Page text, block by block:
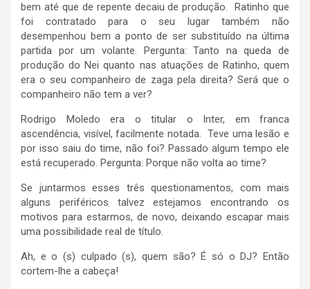
bem até que de repente decaiu de produção. Ratinho que
foi contratado para o seu lugar também não
desempenhou bem a ponto de ser substituído na última
partida por um volante. Pergunta: Tanto na queda de
produção do Nei quanto nas atuações de Ratinho, quem
era o seu companheiro de zaga pela direita? Será que o
companheiro não tem a ver?
Rodrigo Moledo era o titular o Inter, em franca
ascendência, visível, facilmente notada. Teve uma lesão e
por isso saiu do time, não foi? Passado algum tempo ele
está recuperado. Pergunta: Porque não volta ao time?
Se juntarmos esses três questionamentos, com mais
alguns periféricos talvez estejamos encontrando os
motivos para estarmos, de novo, deixando escapar mais
uma possibilidade real de título.
Ah, e o (s) culpado (s), quem são? É só o DJ? Então
cortem-lhe a cabeça!